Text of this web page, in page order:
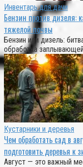
Инвентарь для дачи
Бензин против дизеля:
тяжелой почвы
Бензин или дизель:
обработка
Кустарники и деревья
Чем обработать сад в
подготовить деревья к
Август — это важный